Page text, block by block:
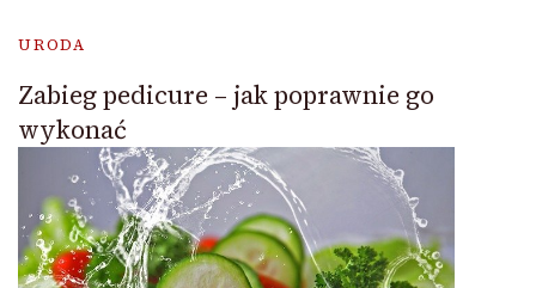
URODA
Zabieg pedicure – jak poprawnie go
wykonać